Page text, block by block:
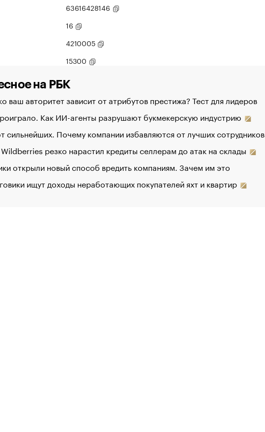
63616428146
16
4210005
15300
на РБК
ваш авторитет зависит от атрибутов престижа? Тест для лидеров
Как ИИ-агенты разрушают букмекерскую индустрию
сильнейших. Почему компании избавляются от лучших сотрудников
резко нарастил кредиты селлерам до атак на склады
открыли новый способ вредить компаниям. Зачем им это
ищут доходы неработающих покупателей яхт и квартир